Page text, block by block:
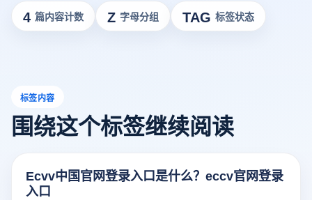
4 篇内容计数 Z 字母分组 TAG 标签状态
标签内容
围绕这个标签继续阅读
Ecvv中国官网登录入口是什么？eccv官网登录
入口